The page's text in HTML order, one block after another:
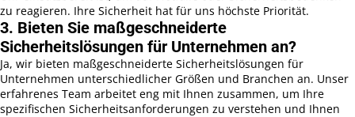
zu reagieren. Ihre Sicherheit hat für uns höchste Priorität.
3. Bieten Sie maßgeschneiderte
Sicherheitslösungen für Unternehmen an?
Ja, wir bieten maßgeschneiderte Sicherheitslösungen für
Unternehmen unterschiedlicher Größen und Branchen an. Unser
erfahrenes Team arbeitet eng mit Ihnen zusammen, um Ihre
spezifischen Sicherheitsanforderungen zu verstehen und Ihnen